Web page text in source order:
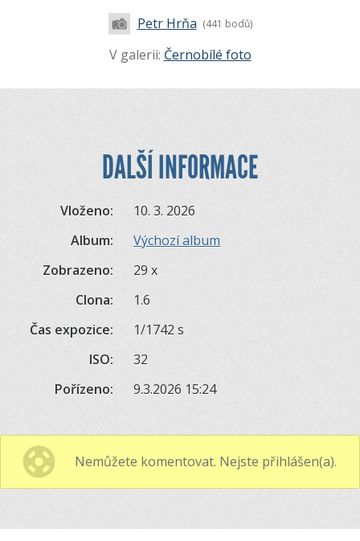
Petr Hrňa (441 bodů)
V galerii: Černobílé foto
DALŠÍ INFORMACE
Vloženo:
10. 3. 2026
Album:
Výchozí album
Zobrazeno:
29 x
Clona:
1.6
Čas expozice:
1/1742 s
ISO:
32
Pořízeno:
9.3.2026 15:24
Nemůžete komentovat. Nejste přihlášen(a).